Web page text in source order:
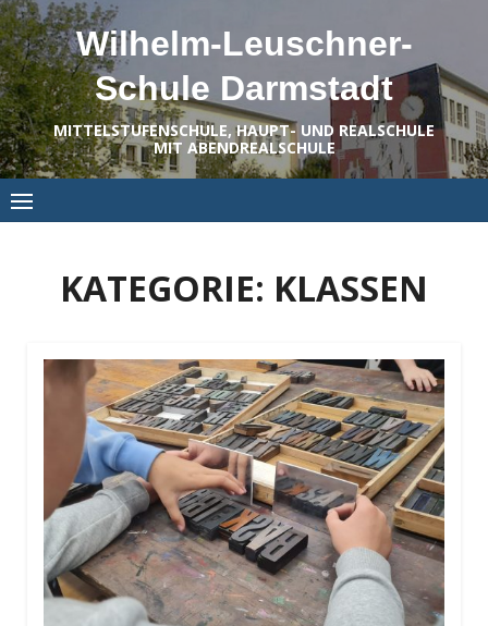
Skip
to
content
Wilhelm-Leuschner-
Schule Darmstadt
MITTELSTUFENSCHULE, HAUPT- UND REALSCHULE
MIT ABENDREALSCHULE
KATEGORIE: KLASSEN